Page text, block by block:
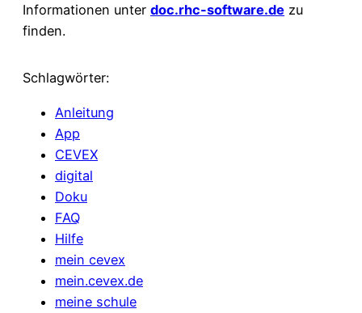
Informationen unter doc.rhc-software.de zu
finden.
Schlagwörter:
Anleitung
App
CEVEX
digital
Doku
FAQ
Hilfe
mein cevex
mein.cevex.de
meine schule